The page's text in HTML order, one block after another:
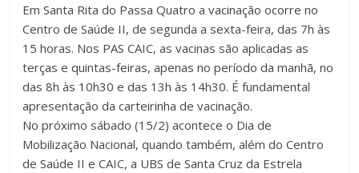
Em Santa Rita do Passa Quatro a vacinação ocorre no
Centro de Saúde II, de segunda a sexta-feira, das 7h às
15 horas. Nos PAS CAIC, as vacinas são aplicadas as
terças e quintas-feiras, apenas no período da manhã, no
das 8h às 10h30 e das 13h às 14h30. É fundamental
apresentação da carteirinha de vacinação.
No próximo sábado (15/2) acontece o Dia de
Mobilização Nacional, quando também, além do Centro
de Saúde II e CAIC, a UBS de Santa Cruz da Estrela